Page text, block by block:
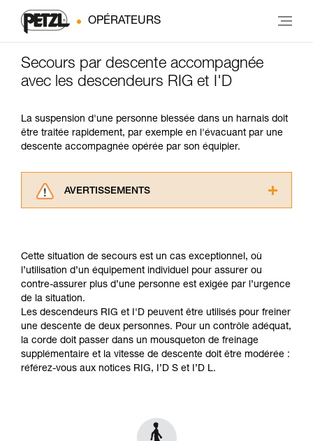
OPÉRATEURS
Secours par descente accompagnée
avec les descendeurs RIG et I'D
La suspension d'une personne blessée dans un harnais doit
être traitée rapidement, par exemple en l'évacuant par une
descente accompagnée opérée par son équipier.
AVERTISSEMENTS
informations de la notice technique pour
pouvoir comprendre ce complément
d’informations.
Maîtriser ces techniques nécessite une
formation et un entraînement spécifique. Validez
avec un professionnel votre capacité à refaire
la manipulation, seul, en toute sécurité, avant
de la reproduire en autonomie.
Nous donnons des exemples de techniques
Cette situation de secours est un cas exceptionnel, où
l’utilisation d’un équipement individuel pour assurer ou
contre-assurer plus d’une personne est exigée par l’urgence
de la situation.
Les descendeurs RIG et I'D peuvent être utilisés pour freiner
une descente de deux personnes. Pour un contrôle adéquat,
la corde doit passer dans un mousqueton de freinage
supplémentaire et la vitesse de descente doit être modérée :
référez-vous aux notices RIG, I’D S et I’D L.